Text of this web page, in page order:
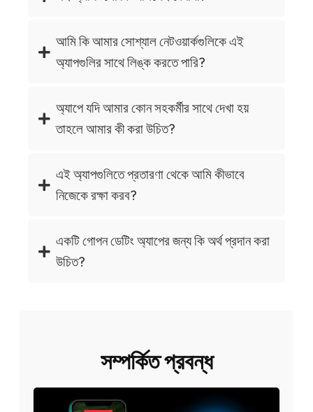
আমি কি আমার সোশ্যাল নেটওয়ার্কগুলিকে এই
অ্যাপগুলির সাথে লিঙ্ক করতে পারি?
অ্যাপে যদি আমার কোন সহকর্মীর সাথে দেখা হয়
তাহলে আমার কী করা উচিত?
এই অ্যাপগুলিতে প্রতারণা থেকে আমি কীভাবে
নিজেকে রক্ষা করব?
একটি গোপন ডেটিং অ্যাপের জন্য কি অর্থ প্রদান করা
উচিত?
সম্পর্কিত প্রবন্ধ